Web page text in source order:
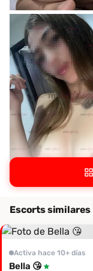
Escorts similares
Activa hace 10+ días
Bella 😘